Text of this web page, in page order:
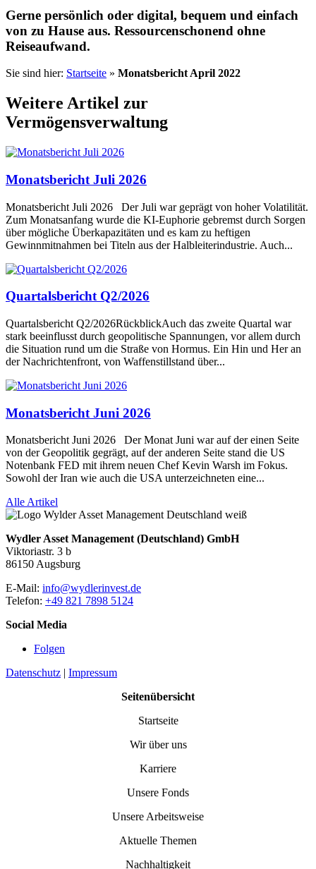
Gerne persönlich oder digital, bequem und einfach
von zu Hause aus. Ressourcenschonend ohne
Reiseaufwand.
Sie sind hier: Startseite » Monatsbericht April 2022
Weitere Artikel zur
Vermögensverwaltung
Monatsbericht Juli 2026
Monatsbericht Juli 2026 Der Juli war geprägt von hoher Volatilität.
Zum Monatsanfang wurde die KI-Euphorie gebremst durch Sorgen
über mögliche Überkapazitäten und es kam zu heftigen
Gewinnmitnahmen bei Titeln aus der Halbleiterindustrie. Auch...
Quartalsbericht Q2/2026
Quartalsbericht Q2/2026RückblickAuch das zweite Quartal war
stark beeinflusst durch geopolitische Spannungen, vor allem durch
die Situation rund um die Straße von Hormus. Ein Hin und Her an
der Nachrichtenfront, von Waffenstillstand über...
Monatsbericht Juni 2026
Monatsbericht Juni 2026 Der Monat Juni war auf der einen Seite
von der Geopolitik gegrägt, auf der anderen Seite stand die US
Notenbank FED mit ihrem neuen Chef Kevin Warsh im Fokus.
Sowohl der Iran wie auch die USA unterzeichneten eine...
Alle Artikel
Wydler Asset Management (Deutschland) GmbH
Viktoriastr. 3 b
86150 Augsburg
E-Mail: info@wydlerinvest.de
Telefon: +49 821 7898 5124
Social Media
Folgen
Datenschutz | Impressum
Seitenübersicht
Startseite
Wir über uns
Karriere
Unsere Fonds
Unsere Arbeitsweise
Aktuelle Themen
Nachhaltigkeit